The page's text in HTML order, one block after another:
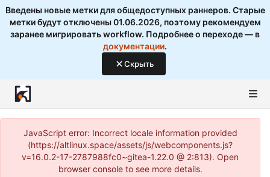
Введены новые метки для общедоступных раннеров. Старые
метки будут отключены 01.06.2026, поэтому рекомендуем
заранее мигрировать workflow. Подробнее о переходе — в
документации.
Скрыть
JavaScript error: Incorrect locale information provided
(https://altlinux.space/assets/js/webcomponents.js?
v=16.0.2-17-2787988fc0~gitea-1.22.0 @ 2:813). Open
browser console to see more details.